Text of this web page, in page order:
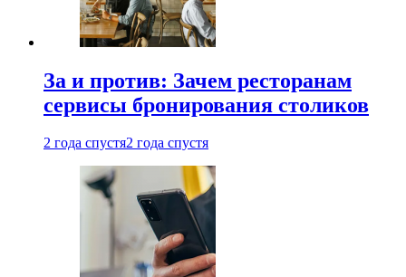
За и против: Зачем ресторанам
сервисы бронирования столиков
2 года спустя2 года спустя